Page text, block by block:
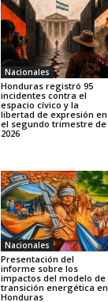
Nacionales
Honduras registró 95
incidentes contra el
espacio cívico y la
libertad de expresión en
el segundo trimestre de
2026
Nacionales
Presentación del
informe sobre los
impactos del modelo de
transición energética en
Honduras